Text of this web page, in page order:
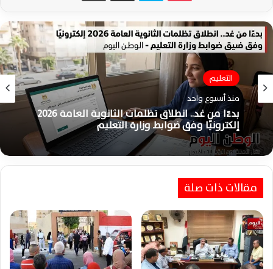
التعليم
منذ أسبوع واحد
بدءًا من غد.. انطلاق تظلمات الثانوية العامة 2026
إلكترونيًا وفق ضوابط وزارة التعليم
التعليم
منذ أسبوع واحد
بعد اعتماد النتيجة رسميًا اليوم
مقالات ذات صلة